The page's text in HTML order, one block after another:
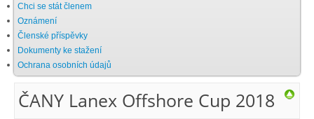
ČANY
Kdo jsme
Zveme vás mezi nás
Chci se stát členem
Oznámení
Členské příspěvky
Dokumenty ke stažení
Ochrana osobních údajů
ČANY Lanex Offshore Cup 2018